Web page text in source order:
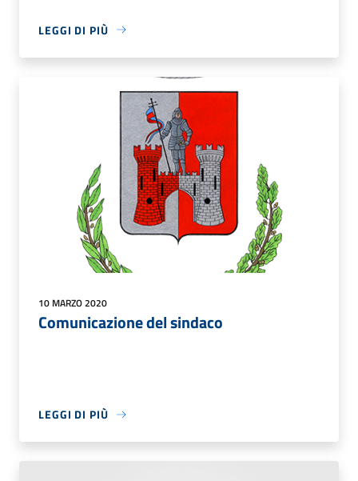
LEGGI DI PIÙ
10 MARZO 2020
Comunicazione del sindaco
LEGGI DI PIÙ